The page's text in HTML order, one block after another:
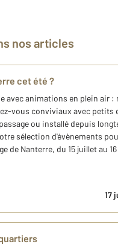
nos articles
cet été ?
avec animations en plein air :
vous conviviaux avec petits
ou installé depuis
sélection d'évènements
de Nanterre, du 15 juillet au
17